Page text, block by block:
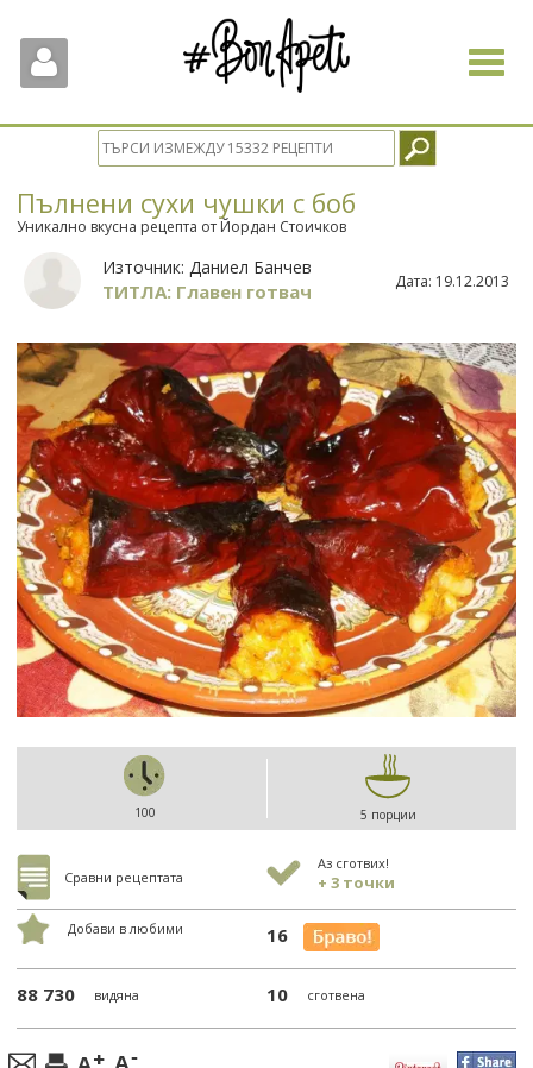
Toggle
Пълнени сухи чушки с боб
Уникално вкусна рецепта от Йордан Стоичков
Източник: Даниел Банчев
ТИТЛА: Главен готвач Дата: 19.12.2013
100 5 порции
Сравни рецептата
Аз сготвих!
+ 3 точки
Добави в любими 16
88 730 видяна 10 сготвена